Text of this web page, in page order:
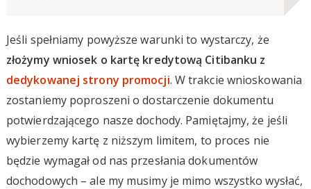
Jeśli spełniamy powyższe warunki to wystarczy, że
złożymy wniosek o kartę kredytową Citibanku z
dedykowanej strony promocji. W trakcie wnioskowania
zostaniemy poproszeni o dostarczenie dokumentu
potwierdzającego nasze dochody. Pamiętajmy, że jeśli
wybierzemy kartę z niższym limitem, to proces nie
będzie wymagał od nas przesłania dokumentów
dochodowych – ale my musimy je mimo wszystko wysłać,